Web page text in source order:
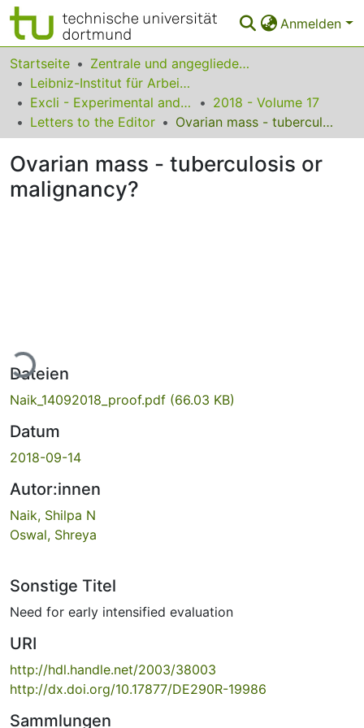
Anmelden
Bereiche & Sammlungen
Das gesamte Repositorium
Statistiken
FAQ
Leitlinien
Startseite
Zentrale und angegliederte Institute
Leibniz-Institut für Arbeitsforschung an der TU Dortmund
Excli - Experimental and Clinical Sciences
2018 - Volume 17
Letters to the Editor
Ovarian mass - tuberculosis or malignancy?
Ovarian mass - tuberculosis or
malignancy?
Dateien
Naik_14092018_proof.pdf (66.03 KB)
Datum
2018-09-14
Autor:innen
Naik, Shilpa N
Oswal, Shreya
Sonstige Titel
Need for early intensified evaluation
URI
http://hdl.handle.net/2003/38003
http://dx.doi.org/10.17877/DE290R-19986
Sammlungen